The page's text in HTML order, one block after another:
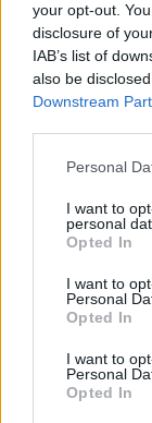
your opt-out.
disclosure of
IAB’s list of
also be
Downstream
Personal
I want to
personal
Opted In
I want to
Personal
Opted In
I want to
Personal
Opted In
5
5
2
1